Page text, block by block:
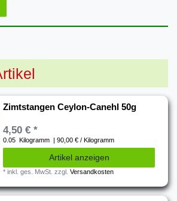
Zimtstangen Ceylon-Canehl 50g
4,50 € *
0.05 Kilogramm | 90,00 € / Kilogramm
Artikel anzeigen
*inkl. ges. MwSt. zzgl.Versandkosten